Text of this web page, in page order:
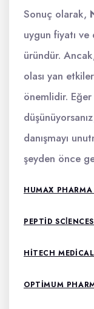
Sonuç olarak,
uygun fiyatı
üründür.
olası yan
önemlidir.
danışmayı
şeyden önce
HUMAX
PEPTID
HITECH
OPTIMUM